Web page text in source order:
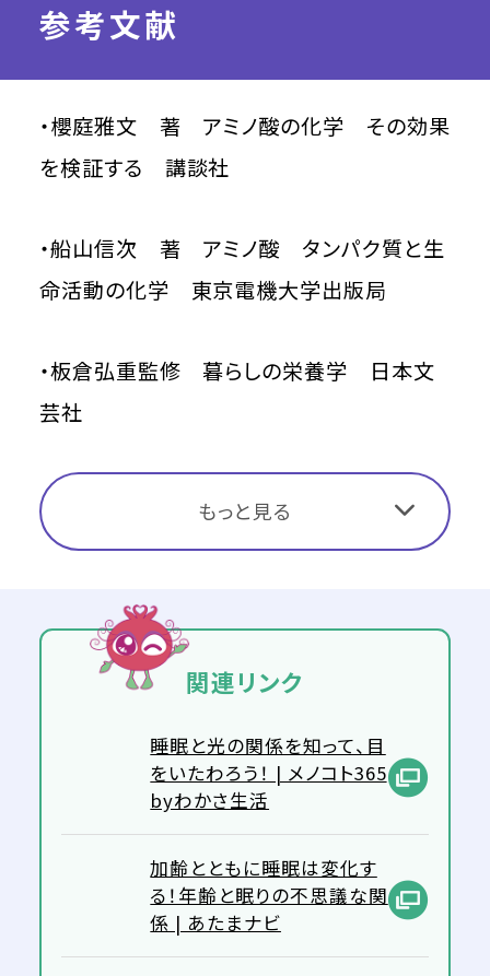
参考文献
・櫻庭雅文 著 アミノ酸の化学 その効果
を検証する 講談社
・船山信次 著 アミノ酸 タンパク質と生
命活動の化学 東京電機大学出版局
・板倉弘重監修 暮らしの栄養学 日本文
芸社
もっと見る
関連リンク
睡眠と光の関係を知って、目
をいたわろう！ | メノコト365
byわかさ生活
加齢とともに睡眠は変化す
る！年齢と眠りの不思議な関
係 | あたまナビ